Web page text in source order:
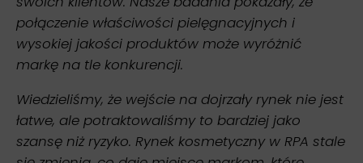
połączenie właściwości pielęgnacyjnych i
wysokiej jakości produktów może wyróżnić
markę na tle konkurencji.
Wiedzieliśmy, że wejście na dojrzały rynek nie jest
łatwe, ale potraktowaliśmy to bardziej jako
szansę niż ryzyko. Rynek kosmetyczny w RPA stale